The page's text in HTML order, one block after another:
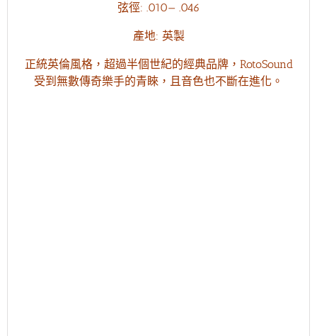
弦徑: .010— .046
產地: 英製
正統英倫風格，超過半個世紀的經典品牌，RotoSound
受到無數傳奇樂手的青睞，且音色也不斷在進化。